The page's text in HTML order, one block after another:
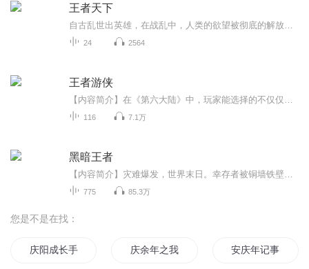
王者天下
24 2564
王者游侠
116 7.1万
黑暗王者
775 85.3万
您是不是在找：
庆阳成长手札 庆余年之我叫王启年 安庆年记事